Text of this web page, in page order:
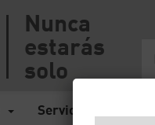
Nunca
estarás
solo
Servicios